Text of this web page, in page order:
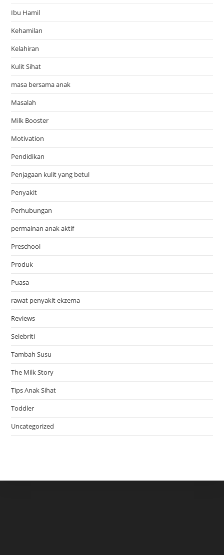
Ibu Hamil
Kehamilan
Kelahiran
Kulit Sihat
masa bersama anak
Masalah
Milk Booster
Motivation
Pendidikan
Penjagaan kulit yang betul
Penyakit
Perhubungan
permainan anak aktif
Preschool
Produk
Puasa
rawat penyakit ekzema
Reviews
Selebriti
Tambah Susu
The Milk Story
Tips Anak Sihat
Toddler
Uncategorized